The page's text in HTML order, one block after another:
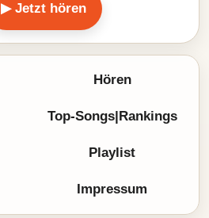
▶ Jetzt hören
Hören
Top-Songs|Rankings
Playlist
Impressum